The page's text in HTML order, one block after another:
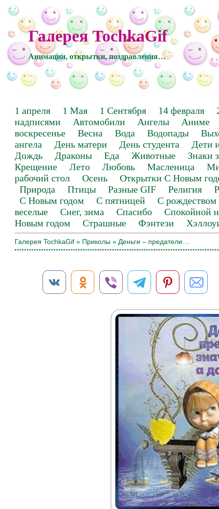
Галерея TochkaGif
Анимации, открытки, поздравления…
1 апреля 1 Мая 1 Сентября 14 февраля
надписями
Автомобили Ангелы
Аниме
воскресенье
Весна Вода Водопады
ангела
День матери День студента
Дети
Дождь
Драконы Еда Животные
Знаки
Крещение
Лето Любовь Масленица
рабочий стол
Осень
Открытки С Новым
Природа
Птицы Разные GIF Религия
С Новым годом
С пятницей
С рождеством
веселые
Снег, зима Спасибо
Спокойной
Новым годом
Страшные Фэнтези
Галерея TochkaGif » Приколы » Деньги – предатели…